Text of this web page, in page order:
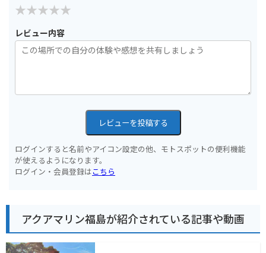
レビュー内容
レビューを投稿する
ログインすると名前やアイコン設定の他、モトスポットの便利機能
が使えるようになります。
ログイン・会員登録はこちら
アクアマリン福島が紹介されている記事や動画